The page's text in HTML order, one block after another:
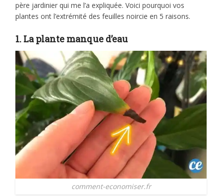
père jardinier qui me l’a expliquée. Voici pourquoi vos
plantes ont l’extrémité des feuilles noircie en 5 raisons.
1. La plante manque d’eau
comment-economiser.fr